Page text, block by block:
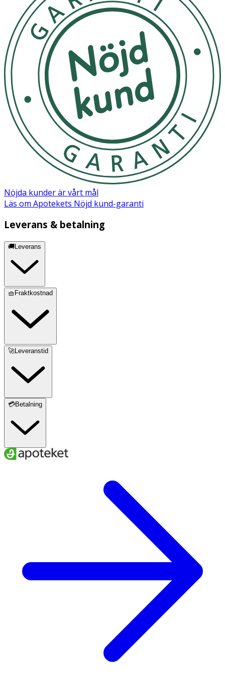
- Ge lotionen tid att absorbera in i huden.
- Kan förvaras i rumstemperatur.
Innehåll
Aqua, Alcohol Denat., Glycerin, Isopropyl Palmitate,
Glyceryl Stearate SE, Cetearyl Alcohol, Hydroxypropyl
Starch Phosphate, Sodium Hyaluronate, Maris Sal, Vitis
Vinifera Seed Oil, Sodium Cetearyl Sulfate, Xanthan Gum,
Gellan Gum, Citric Acid, Hydroxyacetophenone,
Phenoxyethanol, Linalool, Benzyl Alcohol, Citronellol,
Parfum
Nöjda kunder är vårt mål
Läs om Apotekets Nöjd kund-garanti
Leverans & betalning
🚚Leverans
🧺Fraktkostnad
🚀Leveranstid
💳Betalning